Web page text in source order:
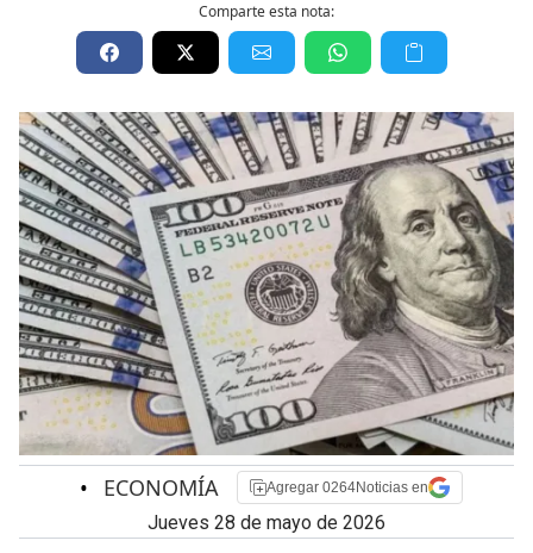
Comparte esta nota:
• ECONOMÍA Agregar 0264Noticias en
jueves 28 de mayo de 2026